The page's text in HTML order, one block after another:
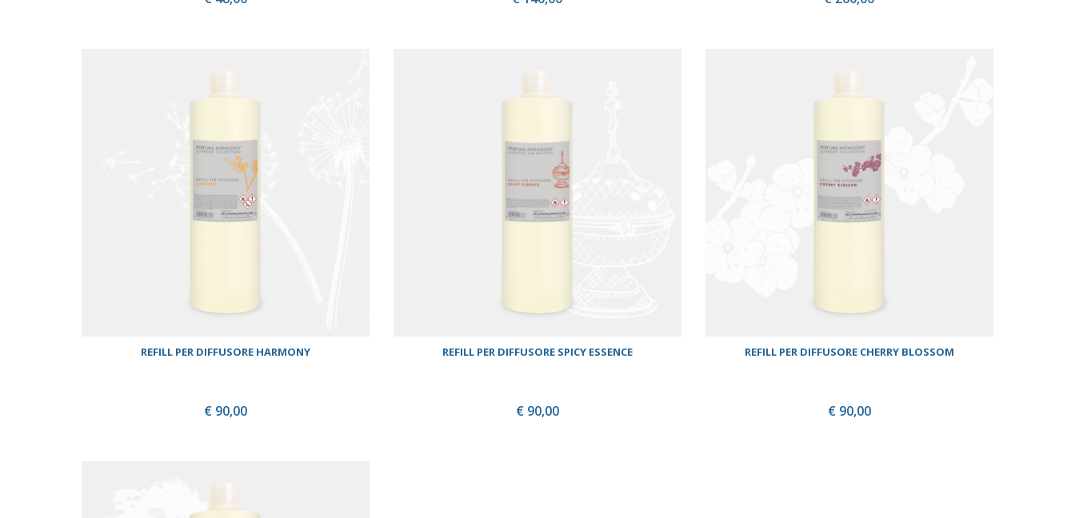
REFILL PER DIFFUSORE HARMONY
€ 90,00
REFILL PER DIFFUSORE SPICY ESSENCE
€ 90,00
REFILL PER DIFFUSORE CHERRY BLOSSOM
€ 90,00